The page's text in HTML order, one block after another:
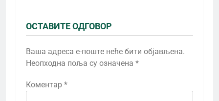
ОСТАВИТЕ ОДГОВОР
Ваша адреса е-поште неће бити објављена.
Неопходна поља су означена *
Коментар *